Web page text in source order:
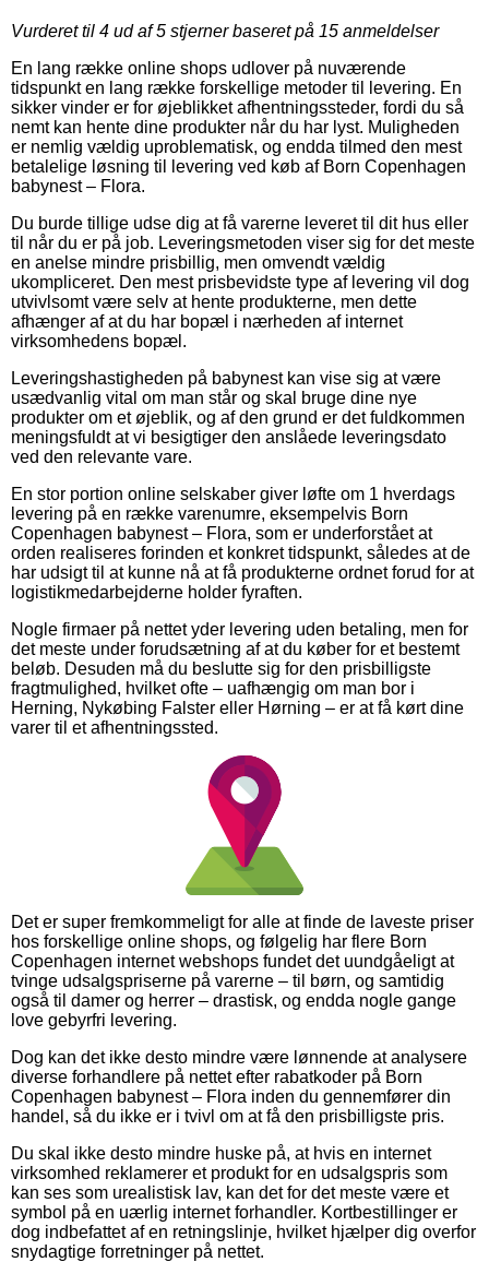
Vurderet til 4 ud af 5 stjerner baseret på 15 anmeldelser
En lang række online shops udlover på nuværende
tidspunkt en lang række forskellige metoder til levering. En
sikker vinder er for øjeblikket afhentningssteder, fordi du så
nemt kan hente dine produkter når du har lyst. Muligheden
er nemlig vældig uproblematisk, og endda tilmed den mest
betalelige løsning til levering ved køb af Born Copenhagen
babynest – Flora.
Du burde tillige udse dig at få varerne leveret til dit hus eller
til når du er på job. Leveringsmetoden viser sig for det meste
en anelse mindre prisbillig, men omvendt vældig
ukompliceret. Den mest prisbevidste type af levering vil dog
utvivlsomt være selv at hente produkterne, men dette
afhænger af at du har bopæl i nærheden af internet
virksomhedens bopæl.
Leveringshastigheden på babynest kan vise sig at være
usædvanlig vital om man står og skal bruge dine nye
produkter om et øjeblik, og af den grund er det fuldkommen
meningsfuldt at vi besigtiger den anslåede leveringsdato
ved den relevante vare.
En stor portion online selskaber giver løfte om 1 hverdags
levering på en række varenumre, eksempelvis Born
Copenhagen babynest – Flora, som er underforstået at
orden realiseres forinden et konkret tidspunkt, således at de
har udsigt til at kunne nå at få produkterne ordnet forud for at
logistikmedarbejderne holder fyraften.
Nogle firmaer på nettet yder levering uden betaling, men for
det meste under forudsætning af at du køber for et bestemt
beløb. Desuden må du beslutte sig for den prisbilligste
fragtmulighed, hvilket ofte – uafhængig om man bor i
Herning, Nykøbing Falster eller Hørning – er at få kørt dine
varer til et afhentningssted.
Det er super fremkommeligt for alle at finde de laveste priser
hos forskellige online shops, og følgelig har flere Born
Copenhagen internet webshops fundet det uundgåeligt at
tvinge udsalgspriserne på varerne – til børn, og samtidig
også til damer og herrer – drastisk, og endda nogle gange
love gebyrfri levering.
Dog kan det ikke desto mindre være lønnende at analysere
diverse forhandlere på nettet efter rabatkoder på Born
Copenhagen babynest – Flora inden du gennemfører din
handel, så du ikke er i tvivl om at få den prisbilligste pris.
Du skal ikke desto mindre huske på, at hvis en internet
virksomhed reklamerer et produkt for en udsalgspris som
kan ses som urealistisk lav, kan det for det meste være et
symbol på en uærlig internet forhandler. Kortbestillinger er
dog indbefattet af en retningslinje, hvilket hjælper dig overfor
snydagtige forretninger på nettet.